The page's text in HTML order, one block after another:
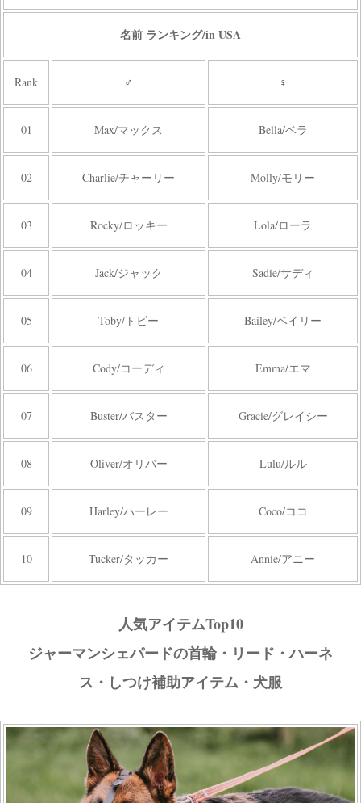
名前 ランキング/in USA
Rank ♂ ♀
01 Max/マックス Bella/ベラ
02 Charlie/チャーリー Molly/モリー
03 Rocky/ロッキー Lola/ローラ
04 Jack/ジャック Sadie/サディ
05 Toby/トビー Bailey/ベイリー
06 Cody/コーディ Emma/エマ
07 Buster/バスター Gracie/グレイシー
08 Oliver/オリバー Lulu/ルル
09 Harley/ハーレー Coco/ココ
10 Tucker/タッカー Annie/アニー
人気アイテムTop10
ジャーマンシェパードの首輪・リード・ハーネ
ス・しつけ補助アイテム・犬服